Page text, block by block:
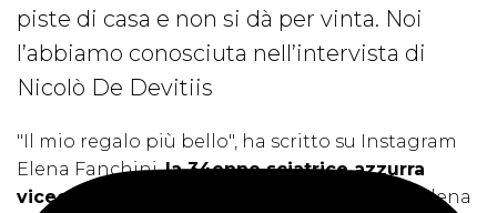
piste di casa e non si dà per vinta. Noi
l’abbiamo conosciuta nell’intervista di
Nicolò De Devitiis
"Il mio regalo più bello", ha scritto su Instagram
Elena Fanchini,la 34enne sciatrice azzurra
vicecampione
del mondo di discesa libera. Elena